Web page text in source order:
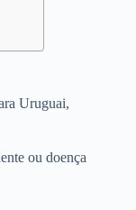
Uruguai,
ou doença